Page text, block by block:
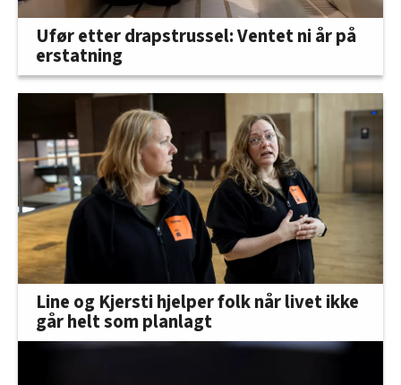
Ufør etter drapstrussel: Ventet ni år på
erstatning
Line og Kjersti hjelper folk når livet ikke
går helt som planlagt